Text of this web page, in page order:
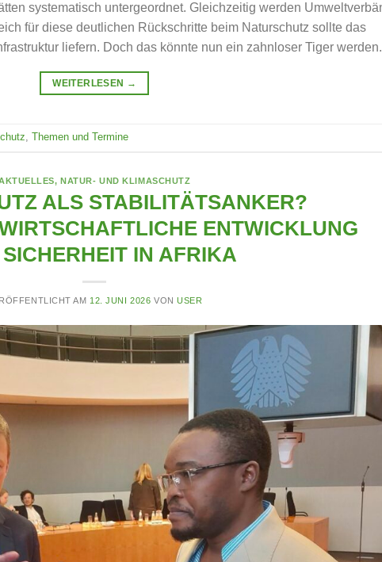
systematisch untergeordnet. Gleichzeitig werden
für diese deutlichen Rückschritte beim Naturschutz sollte das
liefern. Doch das könnte nun ein zahnloser Tiger werden.
WEITERLESEN →
, Themen und Termine
,NATUR- UND KLIMASCHUTZ
ALS STABILITÄTSANKER?
ENTWICKLUNG
IN AFRIKA
AM 12. JUNI 2026 VONUSER